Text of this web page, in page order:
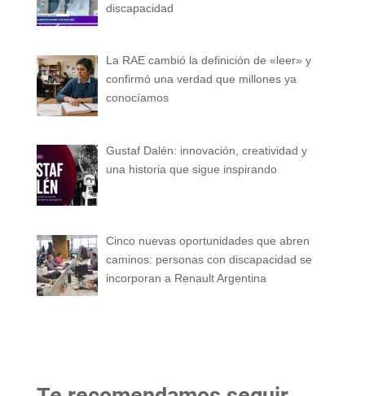
discapacidad
La RAE cambió la definición de «leer» y
confirmó una verdad que millones ya
conocíamos
Gustaf Dalén: innovación, creatividad y
una historia que sigue inspirando
Cinco nuevas oportunidades que abren
caminos: personas con discapacidad se
incorporan a Renault Argentina